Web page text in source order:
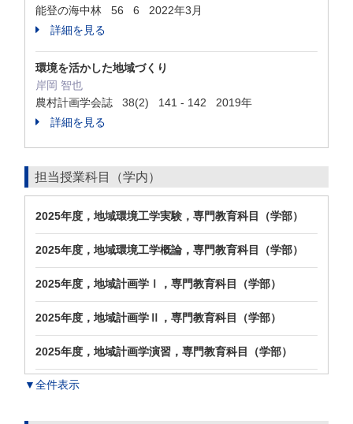
能登の海中林 56 6 2022年3月
詳細を見る
環境を活かした地域づくり
岸岡 智也
農村計画学会誌 38(2) 141 - 142 2019年
詳細を見る
担当授業科目（学内）
2025年度，地域環境工学実験，専門教育科目（学部）
2025年度，地域環境工学概論，専門教育科目（学部）
2025年度，地域計画学Ⅰ，専門教育科目（学部）
2025年度，地域計画学Ⅱ，専門教育科目（学部）
2025年度，地域計画学演習，専門教育科目（学部）
▼全件表示